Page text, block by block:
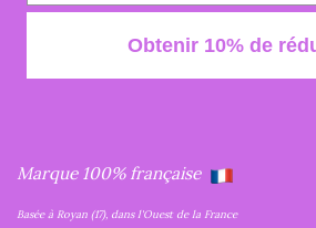
Obtenir 10% de
Marque 100% française
Basée à Royan (17), dans l'Ouest de la France